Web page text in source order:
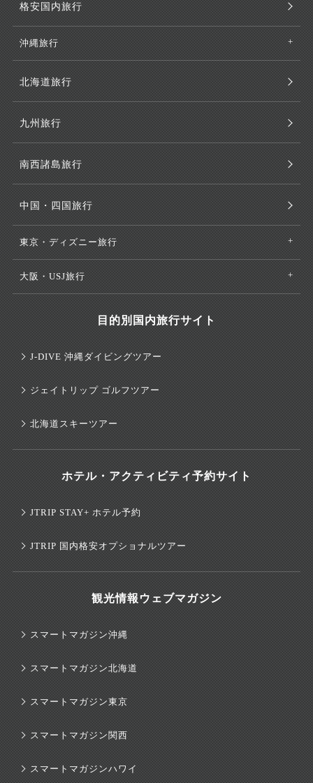
格安国内旅行
沖縄旅行
北海道旅行
九州旅行
南西諸島旅行
中国・四国旅行
東京・ディズニー旅行
大阪・USJ旅行
目的別国内旅行サイト
J-DIVE 沖縄ダイビングツアー
ジェイトリップ ゴルフツアー
北海道スキーツアー
ホテル・アクティビティ予約サイト
JTRIP STAY+ ホテル予約
JTRIP 国内格安オプショナルツアー
観光情報ウェブマガジン
スマートマガジン沖縄
スマートマガジン北海道
スマートマガジン東京
スマートマガジン関西
スマートマガジンハワイ